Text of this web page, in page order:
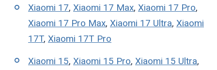
Xiaomi 17, Xiaomi 17 Max, Xiaomi 17 Pro,
Xiaomi 17 Pro Max, Xiaomi 17 Ultra, Xiaomi
17T, Xiaomi 17T Pro
Xiaomi 15, Xiaomi 15 Pro, Xiaomi 15 Ultra,